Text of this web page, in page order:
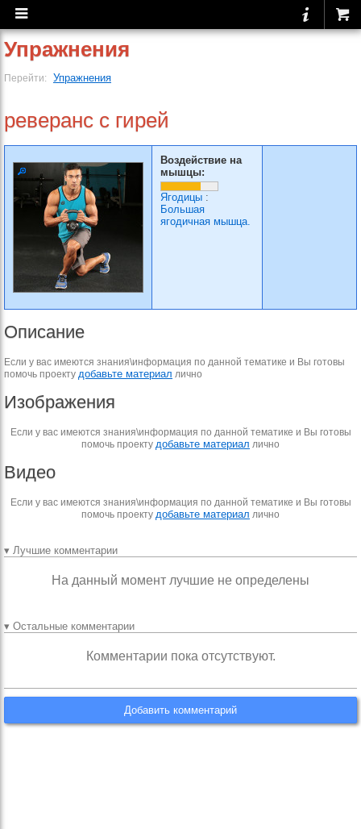
Упражнения
Перейти: Упражнения
реверанс с гирей
Воздействие на
мышцы:
Ягодицы :
Большая
ягодичная мышца.
Описание
Если у вас имеются знания\информация по данной тематике и Вы готовы
помочь проекту добавьте материал лично
Изображения
Если у вас имеются знания\информация по данной тематике и Вы готовы
помочь проекту добавьте материал лично
Видео
Если у вас имеются знания\информация по данной тематике и Вы готовы
помочь проекту добавьте материал лично
▾ Лучшие комментарии
На данный момент лучшие не определены
▾ Остальные комментарии
Комментарии пока отсутствуют.
Добавить комментарий